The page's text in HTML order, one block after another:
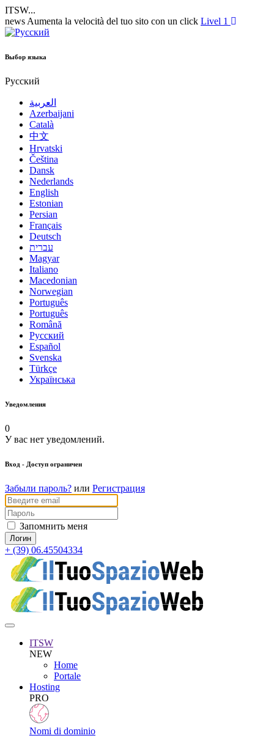
ITSW...
news Aumenta la velocità del tuo sito con un click Livel 1
Выбор языка
Русский
العربية
Azerbaijani
Català
中文
Hrvatski
Čeština
Dansk
Nederlands
English
Estonian
Persian
Français
Deutsch
עברית
Magyar
Italiano
Macedonian
Norwegian
Português
Português
Română
Русский
Español
Svenska
Türkçe
Українська
Уведомления
0
У вас нет уведомлений.
Вход - Доступ ограничен
Забыли пароль? или Регистрация
Запомнить меня
+ (39) 06.45504334
ITSW
NEW
Home
Portale
Hosting
PRO
Nomi di dominio